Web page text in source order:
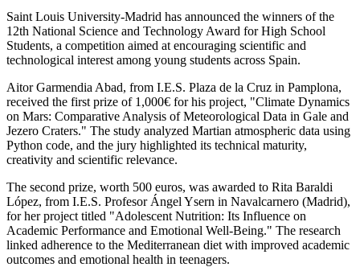
Saint Louis University-Madrid has announced the winners of the
12th National Science and Technology Award for High School
Students, a competition aimed at encouraging scientific and
technological interest among young students across Spain.
Aitor Garmendia Abad, from I.E.S. Plaza de la Cruz in Pamplona,
received the first prize of 1,000€ for his project, "Climate Dynamics
on Mars: Comparative Analysis of Meteorological Data in Gale and
Jezero Craters." The study analyzed Martian atmospheric data using
Python code, and the jury highlighted its technical maturity,
creativity and scientific relevance.
The second prize, worth 500 euros, was awarded to Rita Baraldi
López, from I.E.S. Profesor Ángel Ysern in Navalcarnero (Madrid),
for her project titled "Adolescent Nutrition: Its Influence on
Academic Performance and Emotional Well-Being." The research
linked adherence to the Mediterranean diet with improved academic
outcomes and emotional health in teenagers.